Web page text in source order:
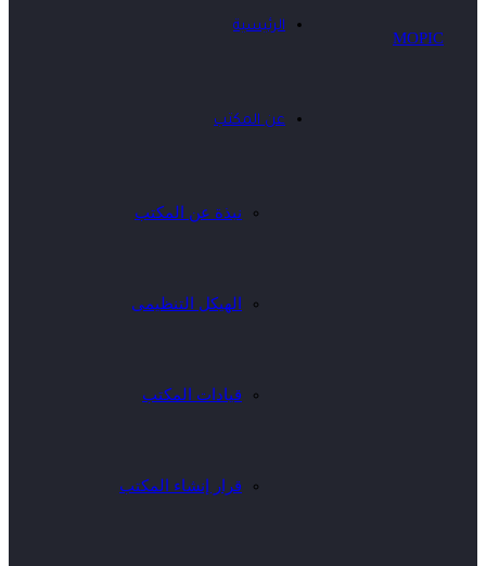
الرئيسية
عن المكتب
نبذة عن المكتب
الهيكل التنظيمى
قيادات المكتب
قرار إنشاء المكتب